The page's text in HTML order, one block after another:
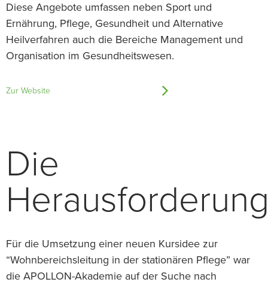
Diese Angebote umfassen neben Sport und
Ernährung, Pflege, Gesundheit und Alternative
Heilverfahren auch die Bereiche Management und
Organisation im Gesundheitswesen.
Zur Website
Die
Für die Umsetzung einer neuen Kursidee zur
“Wohnbereichsleitung in der stationären Pflege” war
die APOLLON-Akademie auf der Suche nach